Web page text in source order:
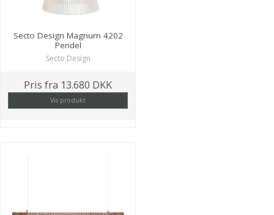
Secto Design Magnum 4202
Pendel
Secto Design
Pris fra 13.680 DKK
Vis produkt